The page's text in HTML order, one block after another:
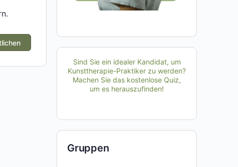
Sind Sie ein idealer Kandidat, um
Kunsttherapie-Praktiker zu werden?
Machen Sie das kostenlose Quiz,
um es herauszufinden!
Gruppen